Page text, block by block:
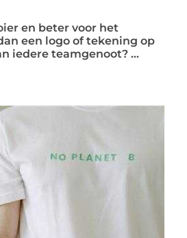
en beter voor het
een logo of tekening op
iedere teamgenoot? ...